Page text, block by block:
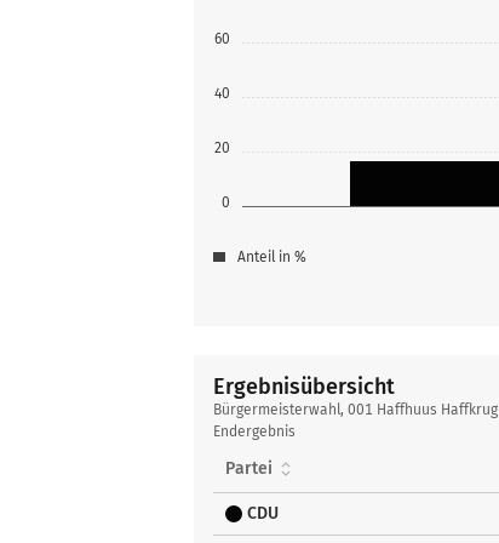
0
20
40
60
Anteil in %
Ergebnisübersicht
Ergebnisübersicht
Bürgermeisterwahl, 001 Haffhuus Haffkrug
Endergebnis
Partei
CDU